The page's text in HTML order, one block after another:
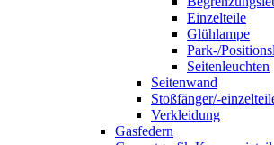
Einzelteile
Glühlampe
Park-/
Seitenleuchten
Seitenwand
Stoßfänger/-
Verkleidung
Gasfedern